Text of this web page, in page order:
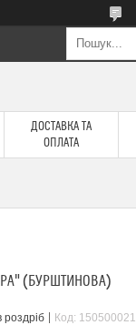
ДОСТАВКА ТА
ОПЛАТА
(БУРШТИНОВА)
роздріб Код: 150500021